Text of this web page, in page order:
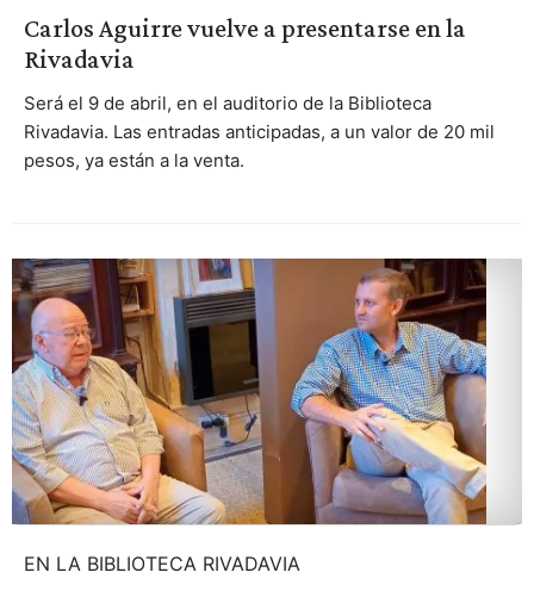
Carlos Aguirre vuelve a presentarse en la
Rivadavia
Será el 9 de abril, en el auditorio de la Biblioteca
Rivadavia. Las entradas anticipadas, a un valor de 20 mil
pesos, ya están a la venta.
EN LA BIBLIOTECA RIVADAVIA